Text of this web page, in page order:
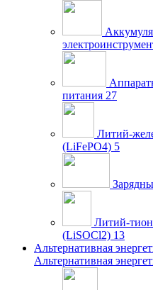
питания 27
Литий-
(LiFePO4) 5
Литий-
(LiSOCl2) 13
Альтернативная
Альтернативная